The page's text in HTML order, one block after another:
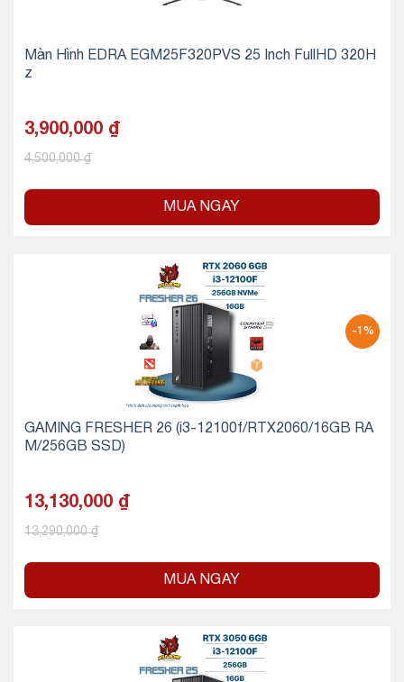
Màn Hình EDRA EGM25F320PVS 25 Inch FullHD 320H
z
3,900,000 ₫
4,500,000₫
MUA NGAY
-1%
GAMING FRESHER 26 (i3-12100f/RTX2060/16GB RA
M/256GB SSD)
13,130,000 ₫
13,290,000₫
MUA NGAY